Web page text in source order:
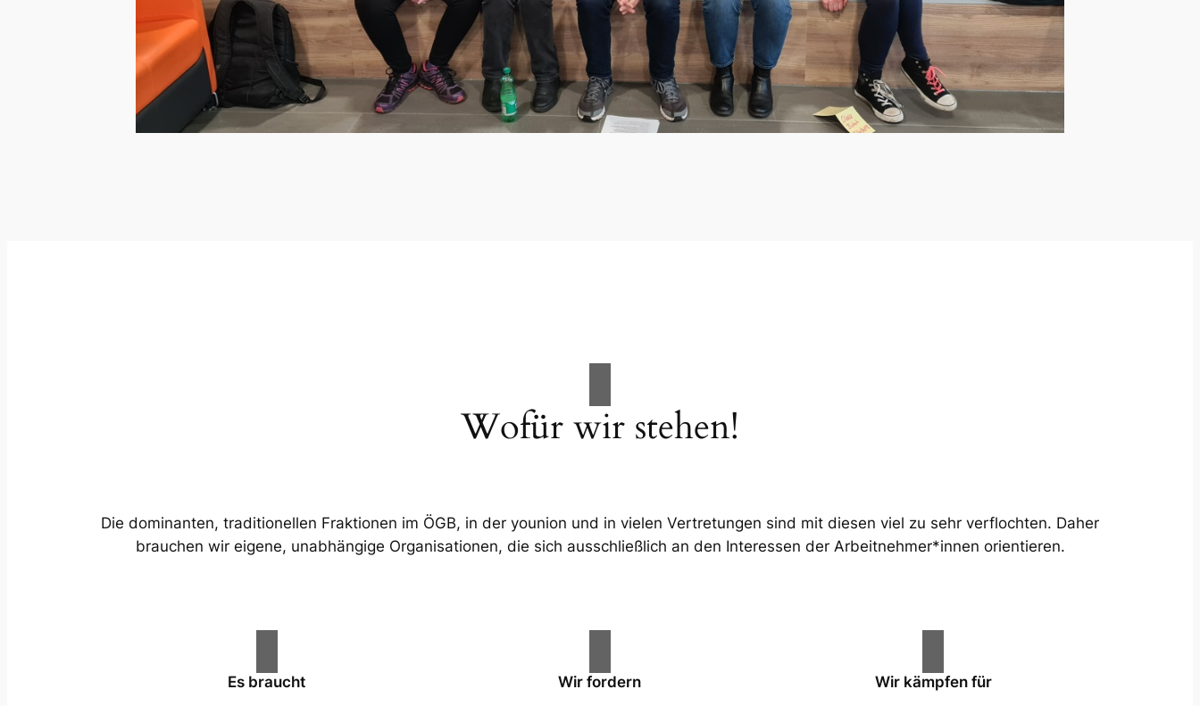
Wofür wir stehen!
Die dominanten, traditionellen Fraktionen im ÖGB, in der younion und in vielen Vertretungen sind mit diesen viel zu sehr verflochten. Daher
brauchen wir eigene, unabhängige Organisationen, die sich ausschließlich an den Interessen der Arbeitnehmer*innen orientieren.
Es braucht
Wir fordern
Wir kämpfen für